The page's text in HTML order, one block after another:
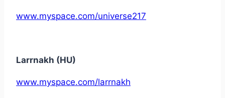
www.myspace.com/universe217
Larrnakh (HU)
www.myspace.com/larrnakh